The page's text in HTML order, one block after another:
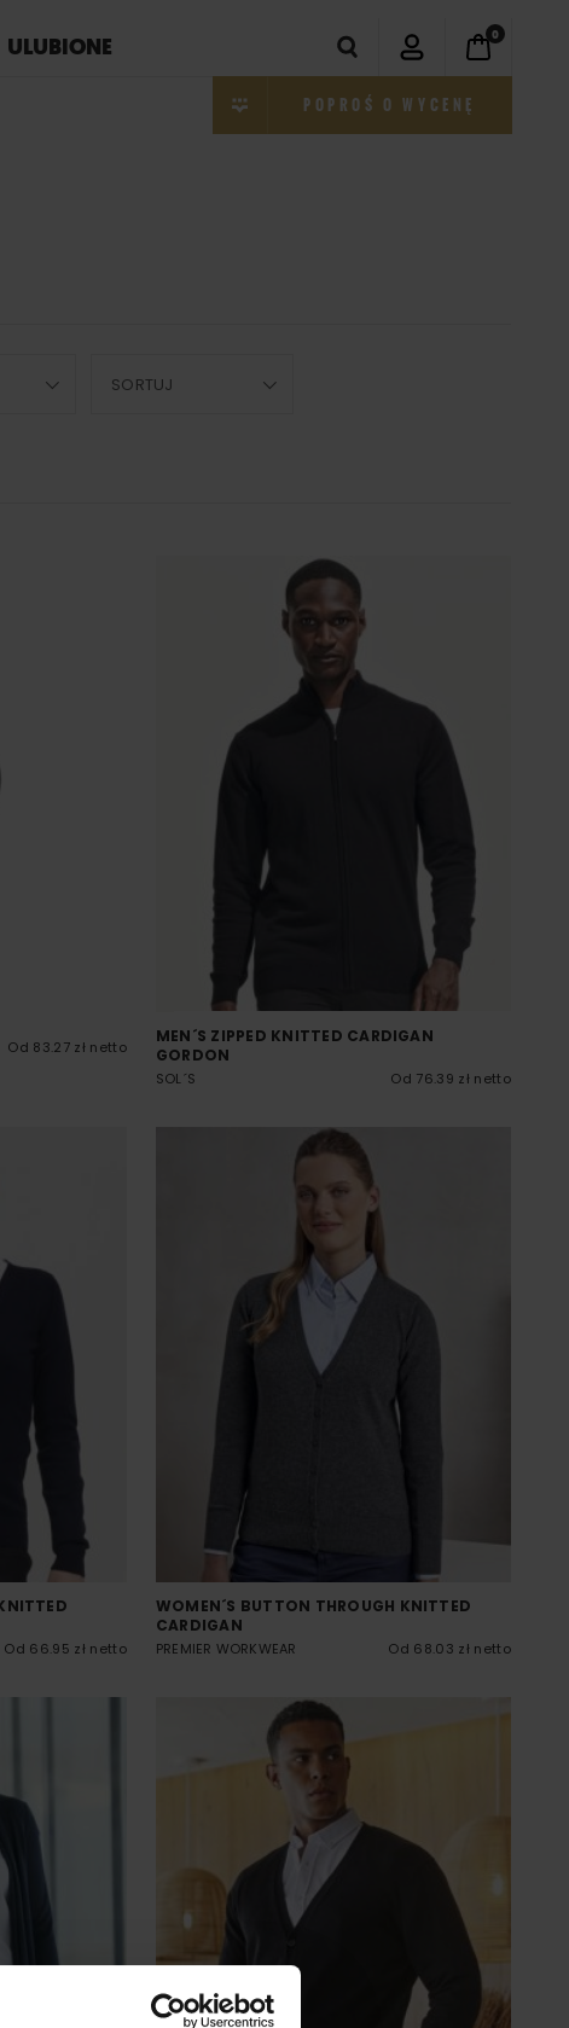
ULUBIONE 0
POPROŚ O WYCENĘ
SORTUJ
Od 83.27 zł netto
MEN´S ZIPPED KNITTED CARDIGAN
GORDON
SOL´S Od 76.39 zł netto
Od 66.95 zł netto
WOMEN´S BUTTON THROUGH KNITTED
CARDIGAN
PREMIER WORKWEAR Od 68.03 zł netto